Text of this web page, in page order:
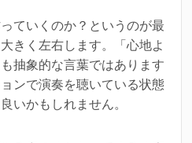
ていくのか？というのが最
きく左右します。
「心地よ
抽象的な言葉ではあります
ンで演奏を聴いている状態
いかもしれません。